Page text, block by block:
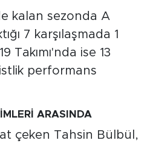
kalan sezonda A
7 karşılaşmada 1
Takımı'nda ise 13
performans
ARASINDA
çeken Tahsin Bülbül,